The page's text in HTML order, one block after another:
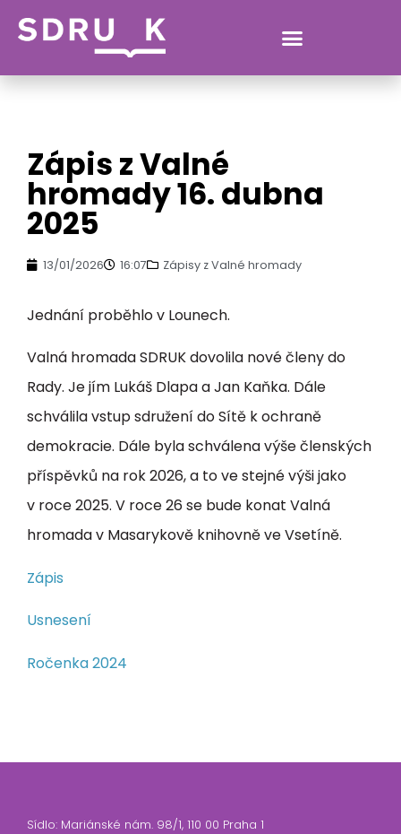
VERONIKA.CHRUSCOVA@MLP.CZ
Zápis z Valné
hromady 16. dubna
2025
13/01/2026 16:07 Zápisy z Valné hromady
Jednání proběhlo v Lounech.
Valná hromada SDRUK dovolila nové členy do
Rady. Je jím Lukáš Dlapa a Jan Kaňka. Dále
schválila vstup sdružení do Sítě k ochraně
demokracie. Dále byla schválena výše členských
příspěvků na rok 2026, a to ve stejné výši jako
v roce 2025. V roce 26 se bude konat Valná
hromada v Masarykově knihovně ve Vsetíně.
Zápis
Usnesení
Ročenka 2024
Sídlo: Mariánské nám. 98/1, 110 00 Praha 1